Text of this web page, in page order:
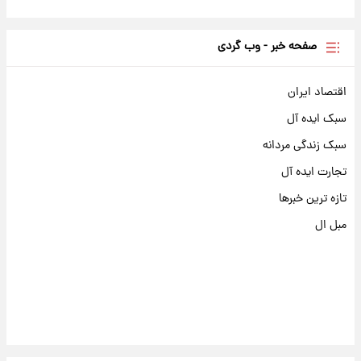
صفحه خبر - وب گردی
اقتصاد ایران
سبک ایده آل
سبک زندگی مردانه
تجارت ایده آل
تازه ترین خبرها
مبل ال